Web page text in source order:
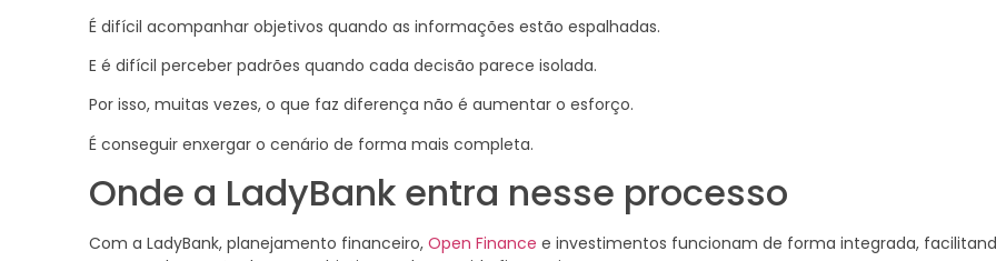
É difícil acompanhar objetivos quando as informações estão espalhadas.
E é difícil perceber padrões quando cada decisão parece isolada.
Por isso, muitas vezes, o que faz diferença não é aumentar o esforço.
É conseguir enxergar o cenário de forma mais completa.
Onde a LadyBank entra nesse processo
Com a LadyBank, planejamento financeiro, Open Finance e investimentos funcionam de forma integrada,